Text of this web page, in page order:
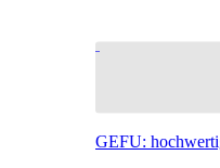
GEFU: